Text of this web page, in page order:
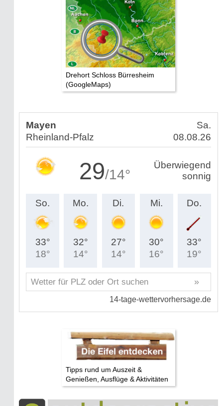
Drehort Schloss Bürresheim
(GoogleMaps)
Tipps rund um Auszeit &
Genießen, Ausflüge & Aktivitäten